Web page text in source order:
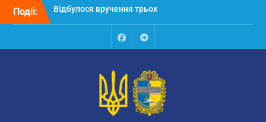
Перейти
Події:
Відбулося засідання
колегії Департаменту
освіти та науки обласної
державної адміністрації
відповідальних за
національно-патріотичне
FacebookTalegram